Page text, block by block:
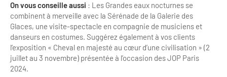
On vous conseille aussi : Les Grandes eaux nocturnes se
combinent à merveille avec la Sérénade de la Galerie des
Glaces, une visite-spectacle en compagnie de musiciens et
danseurs en costumes. Suggérez également à vos clients
l’exposition « Cheval en majesté au cœur d’une civilisation » (2
juillet au 3 novembre) présentée à l’occasion des JOP Paris
2024.